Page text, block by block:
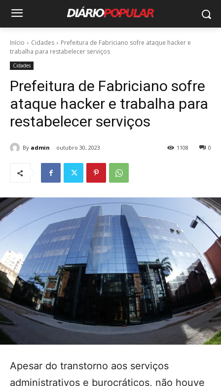
Início Cidades
Prefeitura de Fabriciano sofre ataque hacker e
trabalha para restabelecer serviços
Cidades
Prefeitura de Fabriciano sofre
ataque hacker e trabalha para
restabelecer serviços
By admin outubro 30, 2023 0
1108
Apesar do transtorno aos serviços
administrativos e burocráticos, não houve